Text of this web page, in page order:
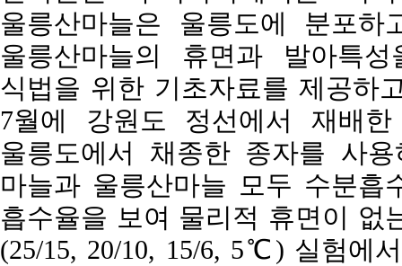
울릉산마늘은 울릉도에 분포
울릉산마늘의 휴면과 발아특
식법을 위한 기초자료를 제공하
7월에 강원도 정선에서 재배
울릉도에서 채종한 종자를 사
마늘과 울릉산마늘 모두 수분
흡수율을 보여 물리적 휴면이 없
(25/15, 20/10, 15/6, 5℃) 실험에